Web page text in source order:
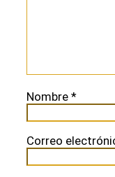
Nombre *
Correo